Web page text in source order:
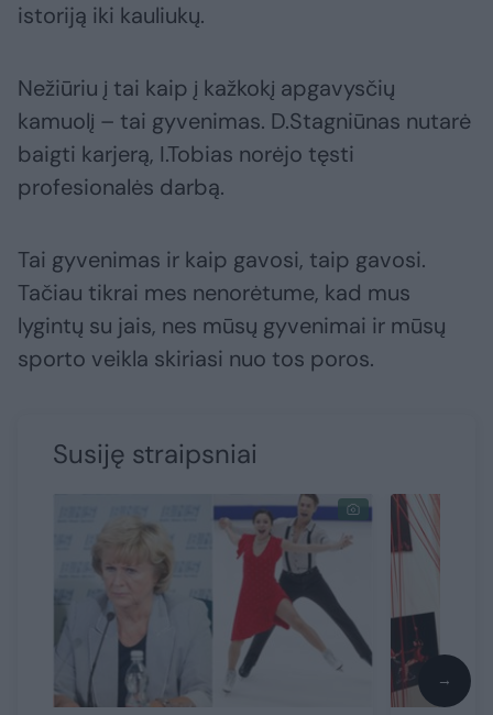
istoriją iki kauliukų.
Nežiūriu į tai kaip į kažkokį apgavysčių
kamuolį – tai gyvenimas. D.Stagniūnas nutarė
baigti karjerą, I.Tobias norėjo tęsti
profesionalės darbą.
Tai gyvenimas ir kaip gavosi, taip gavosi.
Tačiau tikrai mes nenorėtume, kad mus
lygintų su jais, nes mūsų gyvenimai ir mūsų
sporto veikla skiriasi nuo tos poros.
Susiję straipsniai
→